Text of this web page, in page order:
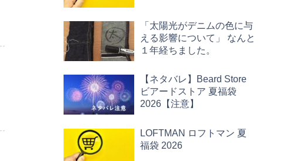
「太陽光がデニムの色に与
える影響について」 なんと
１年経ちました。
【ネタバレ】Beard Store
ビアードストア 夏福袋
2026【注意】
LOFTMAN ロフトマン 夏
福袋 2026